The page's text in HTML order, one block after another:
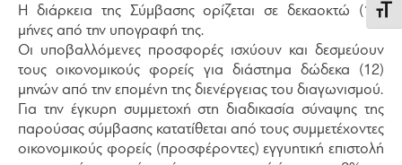
Η διάρκεια της Σύμβασης ορίζεται σε δεκαοκτώ (18)
μήνες από την υπογραφή της.
Οι υποβαλλόμενες προσφορές ισχύουν και δεσμεύουν
τους οικονομικούς φορείς για διάστημα δώδεκα (12)
μηνών από την επομένη της διενέργειας του διαγωνισμού.
Για την έγκυρη συμμετοχή στη διαδικασία σύναψης της
παρούσας σύμβασης κατατίθεται από τους συμμετέχοντες
οικονομικούς φορείς (προσφέροντες) εγγυητική επιστολή